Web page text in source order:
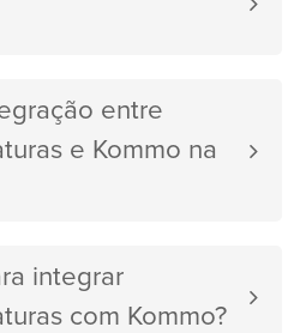
entre
e Kommo na
integrar
com Kommo?